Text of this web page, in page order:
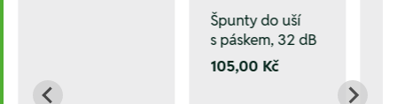
Špunty do uší
s páskem, 32 dB
105,00 Kč